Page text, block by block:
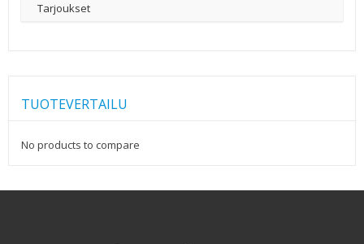
Tarjoukset
TUOTEVERTAILU
No products to compare